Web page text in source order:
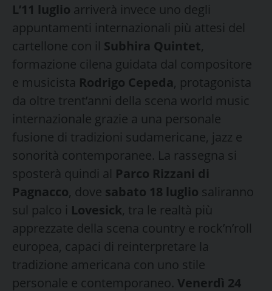
L’11 luglio arriverà invece uno degli
appuntamenti internazionali più attesi del
cartellone con il Subhira Quintet,
formazione cilena guidata dal compositore
e musicista Rodrigo Cepeda, protagonista
da oltre trent’anni della scena world music
internazionale grazie a una personale
fusione di tradizioni sudamericane, jazz e
sonorità contemporanee. La rassegna si
sposterà quindi al Parco Rizzani di
Pagnacco, dove sabato 18 luglio saliranno
sul palco i Lovesick, tra le realtà più
apprezzate della scena country e rock’n’roll
europea, capaci di reinterpretare la
tradizione americana con uno stile
personale e contemporaneo. Venerdì 24